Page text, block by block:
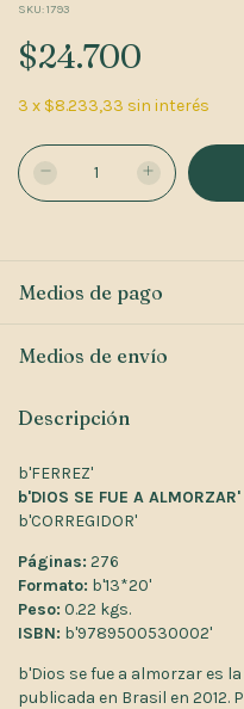
SKU:1793
$24.700
3 x $8.233,33 sin interés
Medios de pago
Medios de envío
Descripción
b'FERREZ'
b'DIOS SE FUE A ALMORZAR'
b'CORREGIDOR'
Páginas: 276
Formato: b'13*20'
Peso: 0.22 kgs.
ISBN: b'9789500530002'
b'Dios se fue a almorzar es
publicada en Brasil en 2012.